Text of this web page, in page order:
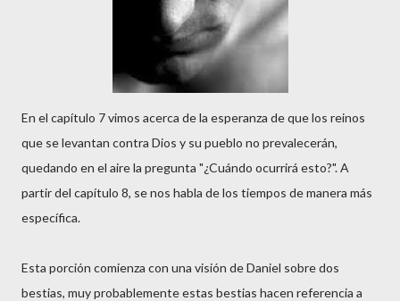
En el capítulo 7 vimos acerca de la esperanza de que los reinos
que se levantan contra Dios y su pueblo no prevalecerán,
quedando en el aire la pregunta "¿Cuándo ocurrirá esto?". A
partir del capítulo 8, se nos habla de los tiempos de manera más
específica.
Esta porción comienza con una visión de Daniel sobre dos
bestias, muy probablemente estas bestias hacen referencia a